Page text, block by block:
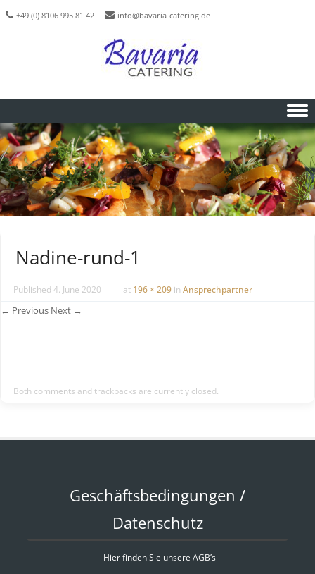
+49 (0) 8106 995 81 42 info@bavaria-catering.de
Skip to content
Nadine-rund-1
Published 4. June 2020 at 196 × 209 in Ansprechpartner
← Previous Next →
Both comments and trackbacks are currently closed.
Geschäftsbedingungen /
Datenschutz
Hier finden Sie unsere AGB’s